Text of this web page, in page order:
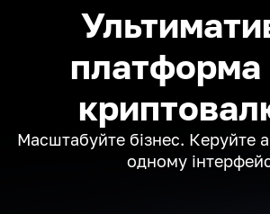
платформа
Масштабуйте бізнес. Керуйте
одному